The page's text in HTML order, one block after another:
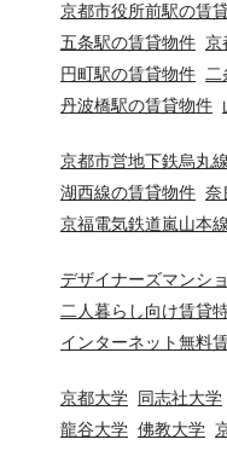
京都市役所前駅の賃
五条駅の賃貸物件 京
円町駅の賃貸物件
丹波橋駅の賃貸物件
京都市営地下鉄烏丸
湖西線の賃貸物件 奈
京福電気鉄道嵐山本
デザイナーズマンシ
二人暮らし向け賃貸
インターネット無料
京都大学 同志社大学
龍谷大学 佛教大学